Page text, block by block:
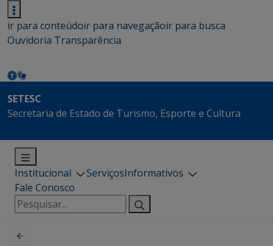
ir para conteúdoir para navegaçãoir para busca
Ouvidoria Transparência
SETESC
Secretaria de Estado de Turismo, Esporte e Cultura
Institucional ServiçosInformativos
Fale Conosco
Pesquisar
por: